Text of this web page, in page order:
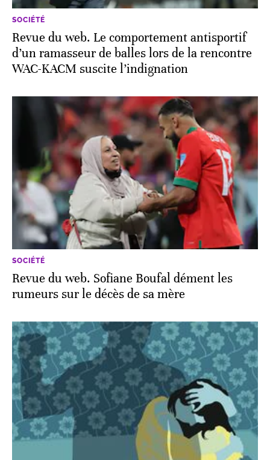
SOCIÉTÉ
Revue du web. Le comportement antisportif
d’un ramasseur de balles lors de la rencontre
WAC-KACM suscite l’indignation
SOCIÉTÉ
Revue du web. Sofiane Boufal dément les
rumeurs sur le décès de sa mère